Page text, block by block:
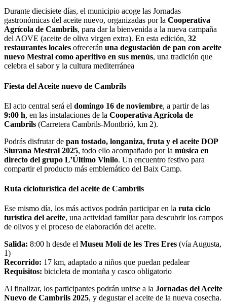
Durante diecisiete días, el municipio acoge las Jornadas
gastronómicas del aceite nuevo, organizadas por la Cooperativa
Agrícola de Cambrils, para dar la bienvenida a la nueva campaña
del AOVE (aceite de oliva virgen extra). En esta edición, 32
restaurantes locales ofrecerán una degustación de pan con aceite
nuevo Mestral como aperitivo en sus menús, una tradición que
celebra el sabor y la cultura mediterránea
Fiesta del Aceite nuevo de Cambrils
El acto central será el domingo 16 de noviembre, a partir de las
9:00 h, en las instalaciones de la Cooperativa Agrícola de
Cambrils (Carretera Cambrils-Montbrió, km 2).
Podrás disfrutar de pan tostado, longaniza, fruta y el aceite DOP
Siurana Mestral 2025, todo ello acompañado por la música en
directo del grupo L’Último Vinilo. Un encuentro festivo para
compartir el producto más emblemático del Baix Camp.
Ruta cicloturística del aceite de Cambrils
Ese mismo día, los más activos podrán participar en la ruta ciclo
turística del aceite, una actividad familiar para descubrir los campos
de olivos y el proceso de elaboración del aceite.
Salida: 8:00 h desde el Museu Molí de les Tres Eres (vía Augusta,
1)
Recorrido: 17 km, adaptado a niños que puedan pedalear
Requisitos: bicicleta de montaña y casco obligatorio
Al finalizar, los participantes podrán unirse a la Jornadas del Aceite
Nuevo de Cambrils 2025, y degustar el aceite de la nueva cosecha.